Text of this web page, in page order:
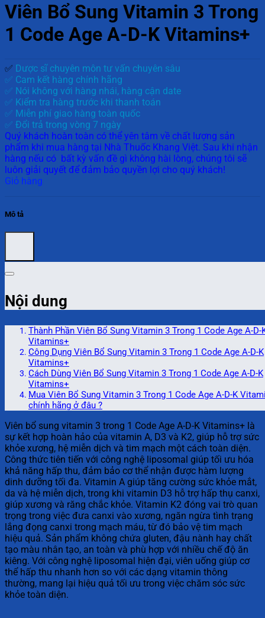
Viên Bổ Sung Vitamin 3 Trong
1 Code Age A-D-K Vitamins+
✅ Dược sĩ chuyên môn tư vấn chuyên sâu
✅ Cam kết hàng chính hãng
✅ Nói không với hàng nhái, hàng cận date
✅ Kiểm tra hàng trước khi thanh toán
✅ Miễn phí giao hàng toàn quốc
✅ Đổi trả trong vòng 7 ngày
Quý khách hoàn toàn có thể yên tâm về chất lượng sản
phẩm khi mua hàng tại Nhà Thuốc Khang Việt. Sau khi nhận
hàng nếu có bất kỳ vấn đề gì không hài lòng, chúng tôi sẽ
luôn giải quyết để đảm bảo quyền lợi cho quý khách!
Giỏ hàng
Mô tả
Nội dung
Thành Phần Viên Bổ Sung Vitamin 3 Trong 1 Code Age A-D-
Vitamins+
Công Dụng Viên Bổ Sung Vitamin 3 Trong 1 Code Age A-D-K
Vitamins+
Cách Dùng Viên Bổ Sung Vitamin 3 Trong 1 Code Age A-D-K
Vitamins+
Mua Viên Bổ Sung Vitamin 3 Trong 1 Code Age A-D-K
chính hãng ở đâu ?
Viên bổ sung vitamin 3 trong 1 Code Age A-D-K Vitamins+ là
sự kết hợp hoàn hảo của vitamin A, D3 và K2, giúp hỗ trợ sức
khỏe xương, hệ miễn dịch và tim mạch một cách toàn diện.
Công thức tiên tiến với công nghệ liposomal giúp tối ưu hóa
khả năng hấp thu, đảm bảo cơ thể nhận được hàm lượng
dinh dưỡng tối đa. Vitamin A giúp tăng cường sức khỏe mắt,
da và hệ miễn dịch, trong khi vitamin D3 hỗ trợ hấp thụ canxi,
giúp xương và răng chắc khỏe. Vitamin K2 đóng vai trò quan
trọng trong việc đưa canxi vào xương, ngăn ngừa tình trạng
lắng đọng canxi trong mạch máu, từ đó bảo vệ tim mạch
hiệu quả. Sản phẩm không chứa gluten, đậu nành hay chất
tạo màu nhân tạo, an toàn và phù hợp với nhiều chế độ ăn
kiêng. Với công nghệ liposomal hiện đại, viên uống giúp cơ
thể hấp thu nhanh hơn so với các dạng vitamin thông
thường, mang lại hiệu quả tối ưu trong việc chăm sóc sức
khỏe toàn diện.